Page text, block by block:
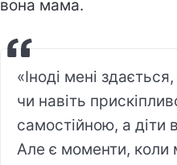
вона мама.
«Іноді мені
чи навіть
самостійною, а
Але є моменти, коли